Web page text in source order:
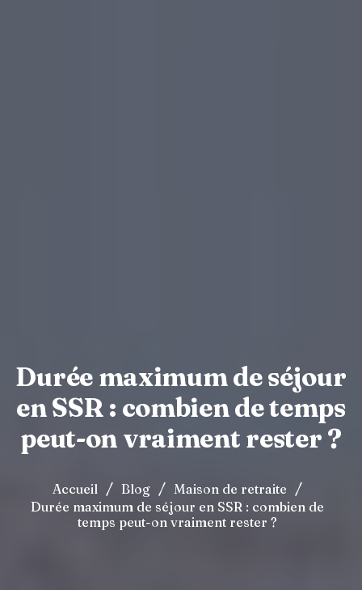
Durée maximum de séjour
en SSR : combien de temps
peut-on vraiment rester ?
Accueil / Blog / Maison de retraite /
Durée maximum de séjour en SSR : combien de
temps peut-on vraiment rester ?